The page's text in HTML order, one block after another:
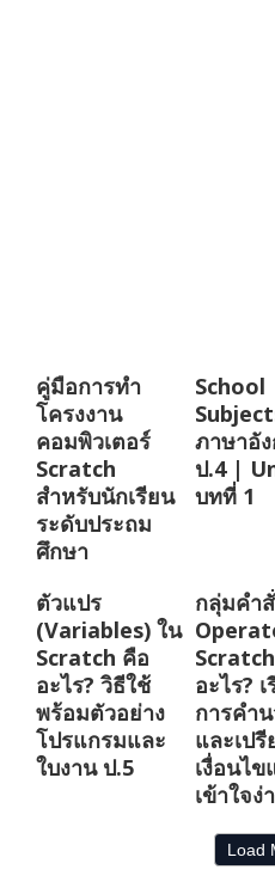
คู่มือการทำ
โครงงาน
คอมพิวเตอร์
Scratch
สำหรับนักเรียน
ระดับประถม
ศึกษา
School
ภาษาอั
ป.4 |
บทที่ 1
ตัวแปร
(Variables) ใน
Scratch คือ
อะไร? วิธีใช้
พร้อมตัวอย่าง
โปรแกรมและ
ใบงาน ป.5
กลุ่มคำ
อะไร?
การคำ
และเปรี
เงื่อนไข
เข้าใจง่
Load